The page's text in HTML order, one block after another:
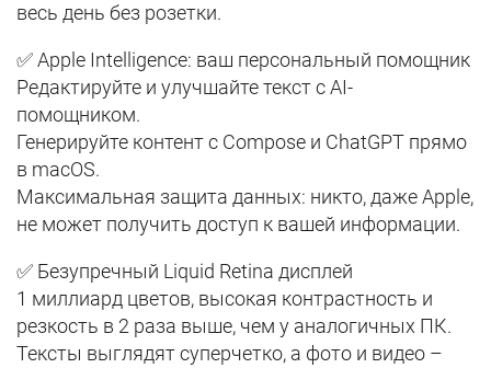
весь день без розетки.
✅ Apple Intelligence: ваш персональный помощник
Редактируйте и улучшайте текст с AI-
помощником.
Генерируйте контент с Compose и ChatGPT прямо
в macOS.
Максимальная защита данных: никто, даже Apple,
не может получить доступ к вашей информации.
✅ Безупречный Liquid Retina дисплей
1 миллиард цветов, высокая контрастность и
резкость в 2 раза выше, чем у аналогичных ПК.
Тексты выглядят суперчетко, а фото и видео –